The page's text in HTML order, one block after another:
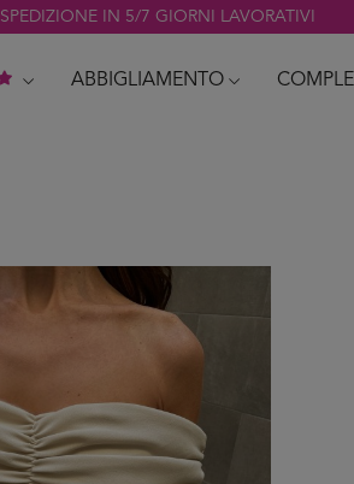
SPEDIZIONE IN 5/7 GIORNI LAVORATIVI
ABBIGLIAMENTO